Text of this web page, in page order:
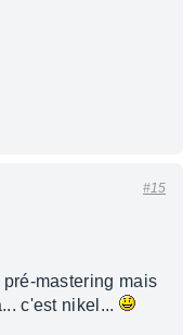
#15
mastering mais
c'est nikel...